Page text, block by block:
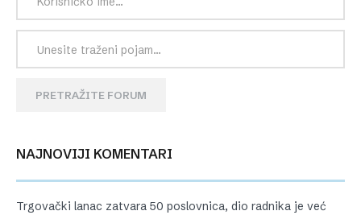
PRETRAŽITE FORUM
NAJNOVIJI KOMENTARI
Trgovački lanac zatvara 50 poslovnica, dio radnika je već